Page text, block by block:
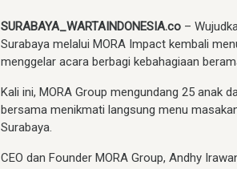
SURABAYA_WARTAINDONESIA.co –
Surabaya melalui MORA Impact kembali
menggelar acara berbagi kebahagiaan
Kali ini, MORA Group mengundang 25 anak
bersama menikmati langsung menu
Surabaya.
CEO dan Founder MORA Group, Andhy